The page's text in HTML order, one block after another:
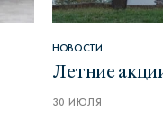
НОВОСТИ
Летние
30 ИЮЛЯ